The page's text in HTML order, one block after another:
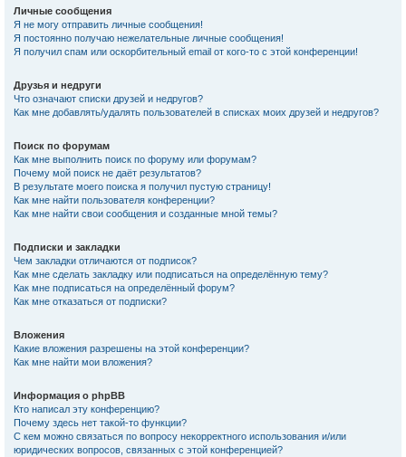
Личные сообщения
Я не могу отправить личные сообщения!
Я постоянно получаю нежелательные личные сообщения!
Я получил спам или оскорбительный email от кого-то с этой конференции!
Друзья и недруги
Что означают списки друзей и недругов?
Как мне добавлять/удалять пользователей в списках моих друзей и недругов?
Поиск по форумам
Как мне выполнить поиск по форуму или форумам?
Почему мой поиск не даёт результатов?
В результате моего поиска я получил пустую страницу!
Как мне найти пользователя конференции?
Как мне найти свои сообщения и созданные мной темы?
Подписки и закладки
Чем закладки отличаются от подписок?
Как мне сделать закладку или подписаться на определённую тему?
Как мне подписаться на определённый форум?
Как мне отказаться от подписки?
Вложения
Какие вложения разрешены на этой конференции?
Как мне найти мои вложения?
Информация о phpBB
Кто написал эту конференцию?
Почему здесь нет такой-то функции?
С кем можно связаться по вопросу некорректного использования и/или
юридических вопросов, связанных с этой конференцией?